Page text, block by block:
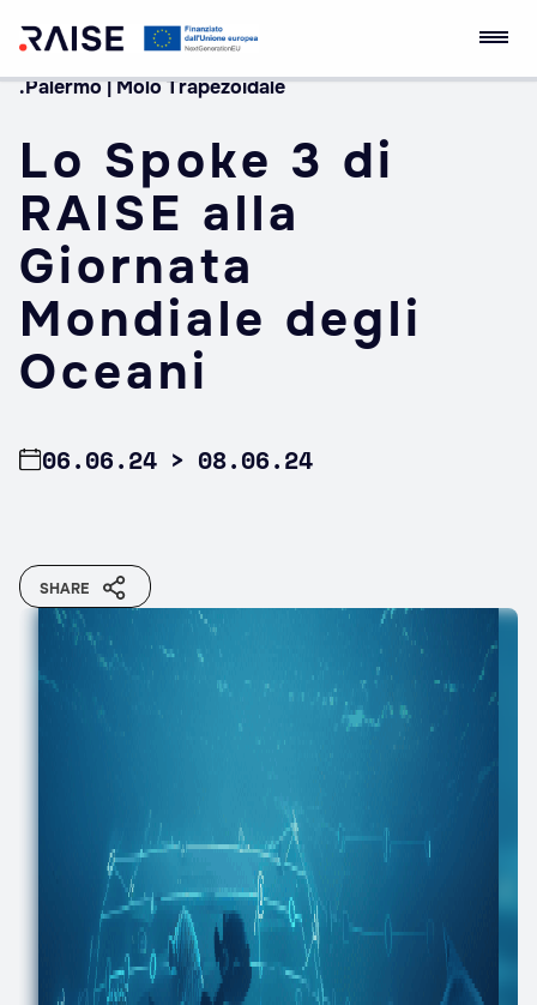
Skip
content
RAISE Innovation
Robotics and AI for
Empowerment
.Palermo | Molo Trapezoidale
Lo Spoke 3 di
RAISE alla
Giornata
Mondiale degli
Oceani
06.06.24 > 08.06.24
SHARE